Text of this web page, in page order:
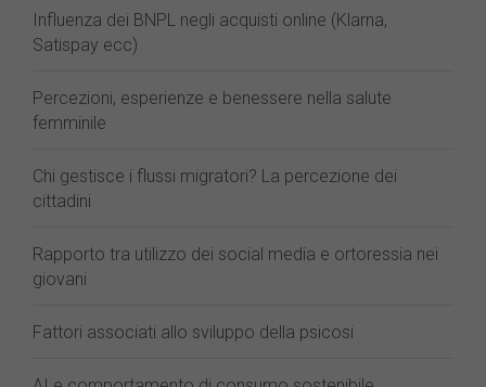
Influenza dei BNPL negli acquisti online (Klarna,
Satispay ecc)
Percezioni, esperienze e benessere nella salute
femminile
Chi gestisce i flussi migratori? La percezione dei
cittadini
Rapporto tra utilizzo dei social media e ortoressia nei
giovani
Fattori associati allo sviluppo della psicosi